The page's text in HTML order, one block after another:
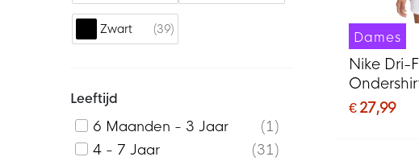
Dames
Nike Dri-
Dames
€ 27,99
Zwart 39
Leeftijd
6 Maanden - 3 Jaar
1
4 - 7 Jaar
31